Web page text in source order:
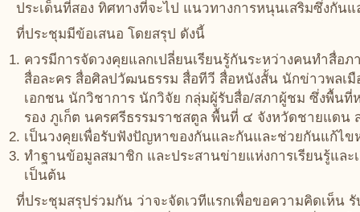
ประเด็นที่สอง ทิศทางที่จะไป แนวทางการหนุนเสริมซึ่งกันแ
ที่ประชุมมีข้อเสนอ โดยสรุป ดังนี้
ควรมีการจัดวงคุยแลกเปลี่ยนเรียนรู้กันระหว่างคนทำสื่อ
สื่อละคร สื่อศิลปวัฒนธรรม สื่อทีวี สื่อหนังสั้น นักข่าวพลเ
เอกชน นักวิชาการ นักวิจัย กลุ่มผู้รับสื่อ/สภาผู้ชม ซึ่งพื้น
รอง ภูเก็ต นครศรีธรรมราชสตูล พื้นที่ ๔ จังหวัดชายแดน
เป็นวงคุยเพื่อรับฟังปัญหาของกันและกันและช่วยกันแก้ไ
ทำฐานข้อมูลสมาชิก และประสานข่ายแห่งการเรียนรู้แล
เป็นต้น
ที่ประชุมสรุปร่วมกัน ว่าจะจัดเวทีแรกเพื่อขอความคิดเห็น